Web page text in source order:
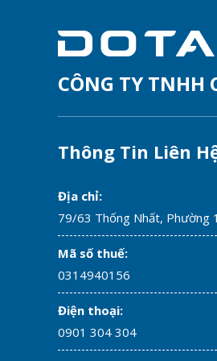
CÔNG TY TNHH
Thông Tin Liên
Địa chỉ:
79/63 Thống Nhất, Phường
Mã số thuế:
0314940156
Điện thoại:
0901 304 304